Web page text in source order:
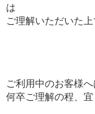
は
ご理解いただいた
ご利用中のお客様
何卒ご理解の程、宜